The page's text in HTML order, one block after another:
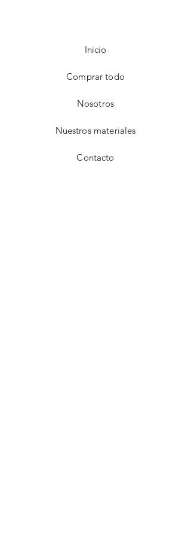
Inicio
Comprar todo
Nosotros
Nuestros materiales
Contacto